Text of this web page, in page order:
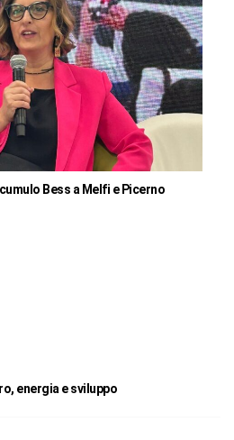
Bess a Melfi e Picerno
energia e sviluppo